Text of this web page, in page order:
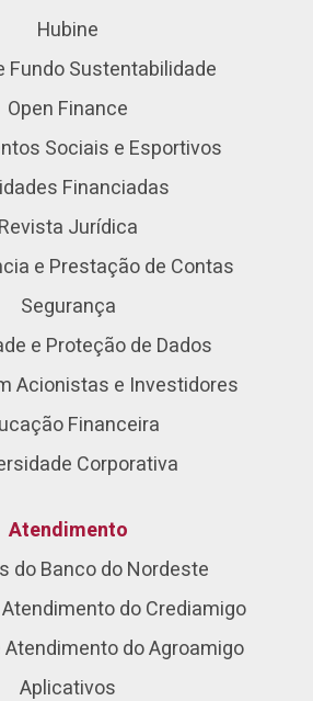
Hubine
Fundo Sustentabilidade
Open Finance
Sociais e Esportivos
Financiadas
Revista Jurídica
e Prestação de Contas
Segurança
e Proteção de Dados
Acionistas e Investidores
Financeira
Corporativa
Atendimento
do Banco do Nordeste
do Crediamigo
Atendimento do Agroamigo
Aplicativos